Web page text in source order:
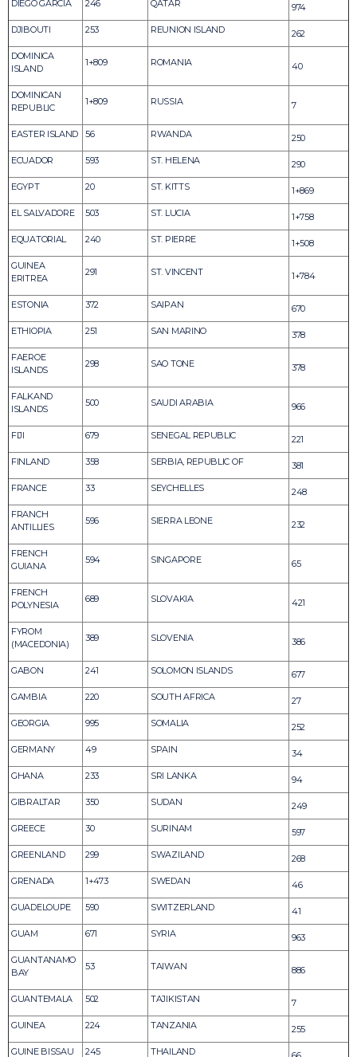
DIEGO GARCIA 246 QATAR
974
DJIBOUTI
253 REUNION ISLAND
262
DOMINICA
ISLAND
1+809 ROMANIA 40
DOMINICAN
REPUBLIC
1+809 RUSSIA 7
EASTER ISLAND 56 RWANDA
250
ECUADOR
593 ST. HELENA
290
EGYPT
20 ST. KITTS
1+869
EL SALVADORE
503 ST. LUCIA
1+758
EQUATORIAL
240 ST. PIERRE
1+508
GUINEA
ERITREA
291 ST. VINCENT 1+784
ESTONIA 372 SAIPAN
670
ETHIOPIA
251 SAN MARINO
378
FAEROE
ISLANDS
298 SAO TONE 378
FALKAND
ISLANDS
500 SAUDI ARABIA 966
FIJI 679 SENEGAL REPUBLIC
221
FINLAND
358 SERBIA, REPUBLIC OF
381
FRANCE
33 SEYCHELLES
248
FRANCH
ANTILLIES
596 SIERRA LEONE 232
FRENCH
GUIANA
594 SINGAPORE 65
FRENCH
POLYNESIA
689 SLOVAKIA 421
FYROM
(MACEDONIA)
389 SLOVENIA 386
GABON 241 SOLOMON ISLANDS
677
GAMBIA
220 SOUTH AFRICA
27
GEORGIA
995 SOMALIA
252
GERMANY
49 SPAIN
34
GHANA
233 SRI LANKA
94
GIBRALTAR
350 SUDAN
249
GREECE
30 SURINAM
597
GREENLAND
299 SWAZILAND
268
GRENADA
1+473 SWEDAN
46
GUADELOUPE
590 SWITZERLAND
41
GUAM
671 SYRIA
963
GUANTANAMO
BAY
53 TAIWAN 886
GUANTEMALA 502 TAJIKISTAN
7
GUINEA
224 TANZANIA
255
GUINE BISSAU
245 THAILAND